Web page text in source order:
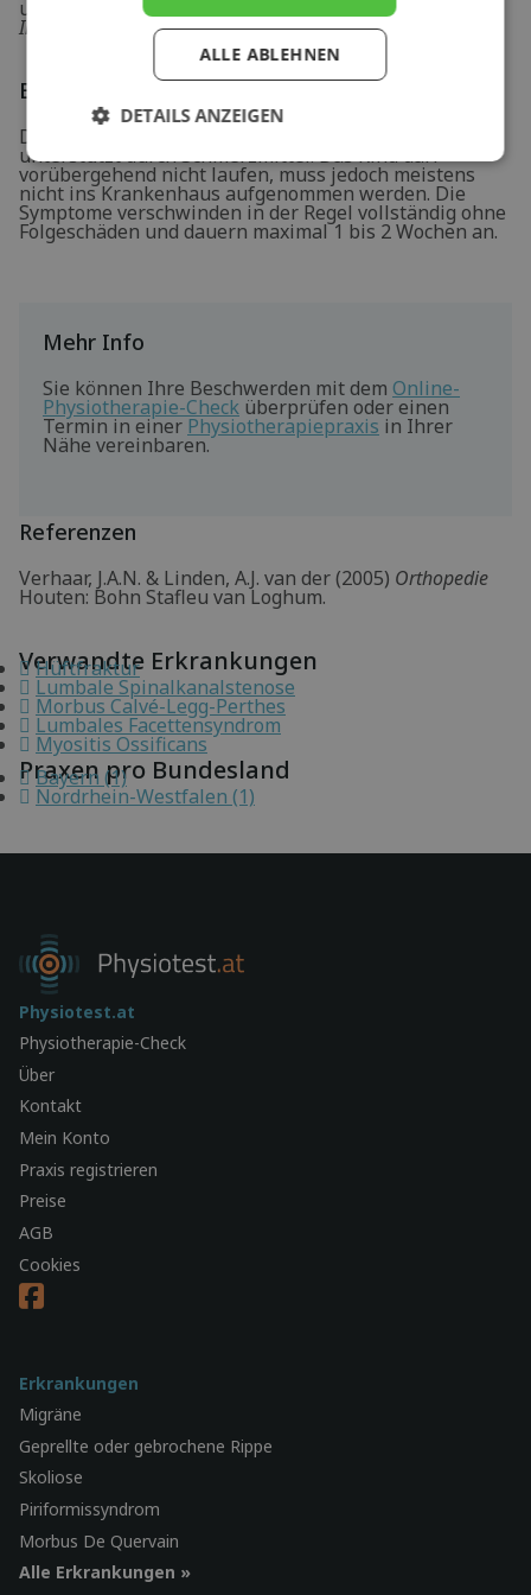
um eine Coxitis Fugax handelt oder um eine
Infektion
Behandlung und Genesung
Die Behandlung besteht aus Ruhe, möglicherweise
unterstützt durch Schmerzmittel. Das Kind darf
vorübergehend nicht laufen, muss jedoch meistens
nicht ins Krankenhaus aufgenommen werden. Die
Symptome verschwinden in der Regel vollständig ohne
Folgeschäden und dauern maximal 1 bis 2 Wochen an.
Mehr Info
Sie können Ihre Beschwerden mit dem Online-
Physiotherapie-Check überprüfen oder einen
Termin in einer Physiotherapiepraxis in Ihrer
Nähe vereinbaren.
Referenzen
Verhaar, J.A.N. & Linden, A.J. van der (2005) Orthopedie
Houten: Bohn Stafleu van Loghum.
Verwandte Erkrankungen
Hüftfraktur
Lumbale Spinalkanalstenose
Morbus Calvé-Legg-Perthes
Lumbales Facettensyndrom
Myositis Ossificans
Praxen pro Bundesland
Bayern (1)
Nordrhein-Westfalen (1)
Physiotest.at
Physiotherapie-Check
Über
Kontakt
Mein Konto
Praxis registrieren
Preise
AGB
Cookies
Erkrankungen
Migräne
Geprellte oder gebrochene Rippe
Skoliose
Piriformissyndrom
Morbus De Quervain
Alle Erkrankungen »
ALLE ABLEHNEN
DETAILS ANZEIGEN